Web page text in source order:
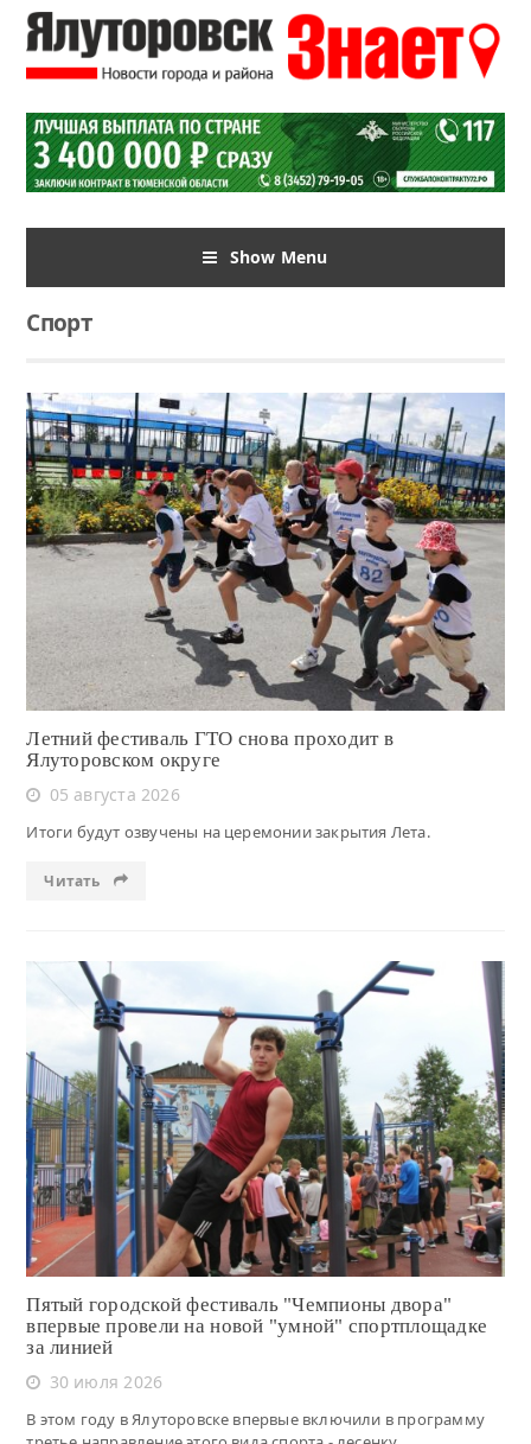
Show Menu
Спорт
Читать
Летний фестиваль ГТО снова проходит в
Ялуторовском округе
05 августа 2026
Итоги будут озвучены на церемонии закрытия Лета.
Читать
Читать
Пятый городской фестиваль "Чемпионы двора"
впервые провели на новой "умной" спортплощадке
за линией
30 июля 2026
В этом году в Ялуторовске впервые включили в программу